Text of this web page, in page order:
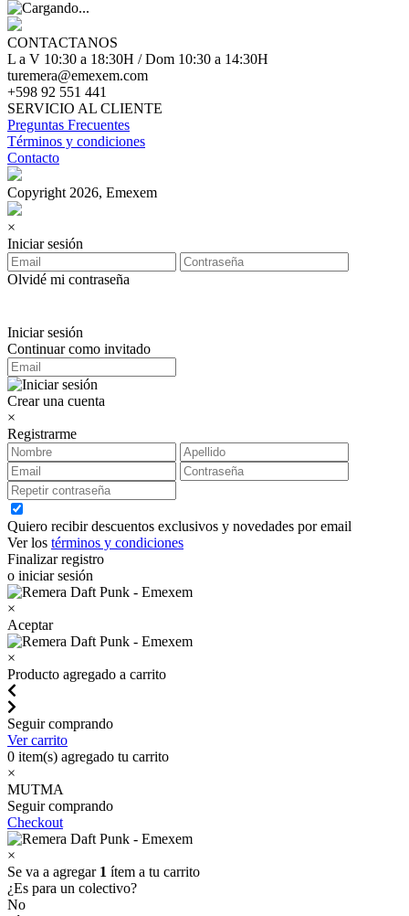
CONTACTANOS
L a V 10:30 a 18:30H / Dom 10:30 a 14:30H
turemera@emexem.com
+598 92 551 441
SERVICIO AL CLIENTE
Preguntas Frecuentes
Términos y condiciones
Contacto
Copyright 2026, Emexem
×
Iniciar sesión
Olvidé mi contraseña
Iniciar sesión
Continuar como invitado
Crear una cuenta
×
Registrarme
Quiero recibir descuentos exclusivos y novedades por email
Ver los términos y condiciones
Finalizar registro
o iniciar sesión
×
Aceptar
×
Producto agregado a carrito
Seguir comprando
Ver carrito
0 item(s) agregado tu carrito
×
MUTMA
Seguir comprando
Checkout
×
Se va a agregar 1 ítem a tu carrito
¿Es para un colectivo?
No